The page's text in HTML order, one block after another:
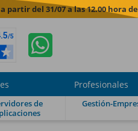
partir del 31/07 a las 12.00 hora
Profesionales
de
Gestión-